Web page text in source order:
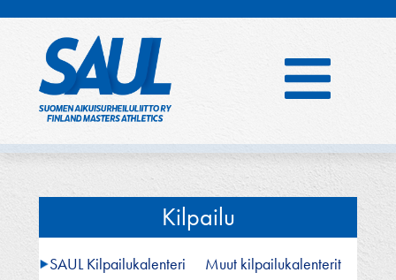
Kilpailu
SAUL Kilpailukalenteri
Muut kilpailukalenterit